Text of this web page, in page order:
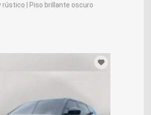
rústico | Piso brillante oscuro